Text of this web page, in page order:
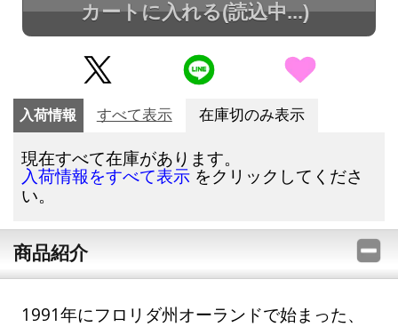
カートに入れる(読込中...)
入荷情報 すべて表示 在庫切のみ表示
現在すべて在庫があります。
入荷情報をすべて表示 をクリックしてくださ
い。
商品紹介
1991年にフロリダ州オーランドで始まった、